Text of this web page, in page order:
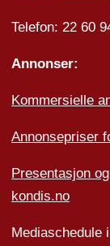
Telefon: 22 60
Annonser:
Kommersielle
Annonsepriser
Presentasjon
kondis.no
Mediaschedule